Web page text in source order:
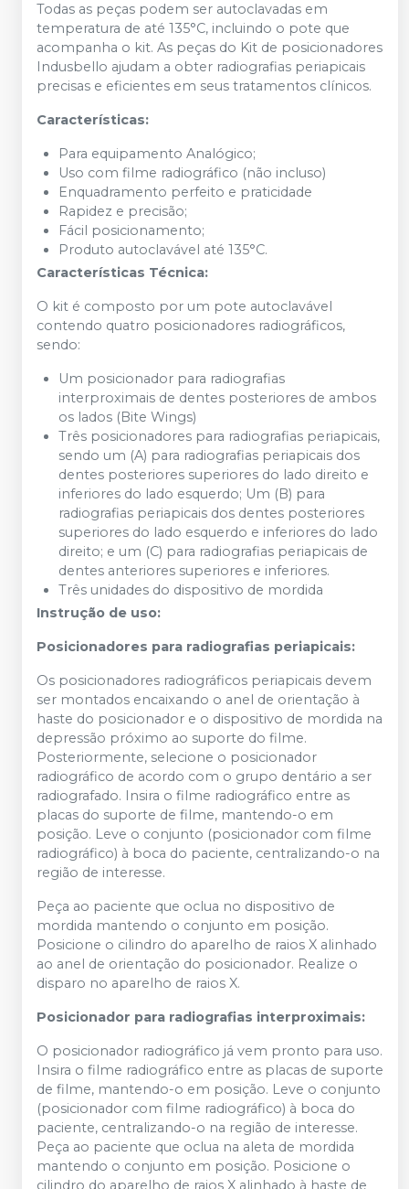
Todas as peças podem ser autoclavadas em
temperatura de até 135°C, incluindo o pote que
acompanha o kit. As peças do Kit de posicionadores
Indusbello ajudam a obter radiografias periapicais
precisas e eficientes em seus tratamentos clínicos.
Características:
Para equipamento Analógico;
Uso com filme radiográfico (não incluso)
Enquadramento perfeito e praticidade
Rapidez e precisão;
Fácil posicionamento;
Produto autoclavável até 135°C.
Características Técnica:
O kit é composto por um pote autoclavável
contendo quatro posicionadores radiográficos,
sendo:
Um posicionador para radiografias
interproximais de dentes posteriores de ambos
os lados (Bite Wings)
Três posicionadores para radiografias periapicais,
sendo um (A) para radiografias periapicais dos
dentes posteriores superiores do lado direito e
inferiores do lado esquerdo; Um (B) para
radiografias periapicais dos dentes posteriores
superiores do lado esquerdo e inferiores do lado
direito; e um (C) para radiografias periapicais de
dentes anteriores superiores e inferiores.
Três unidades do dispositivo de mordida
Instrução de uso:
Posicionadores para radiografias periapicais:
Os posicionadores radiográficos periapicais devem
ser montados encaixando o anel de orientação à
haste do posicionador e o dispositivo de mordida na
depressão próximo ao suporte do filme.
Posteriormente, selecione o posicionador
radiográfico de acordo com o grupo dentário a ser
radiografado. Insira o filme radiográfico entre as
placas do suporte de filme, mantendo-o em
posição. Leve o conjunto (posicionador com filme
radiográfico) à boca do paciente, centralizando-o na
região de interesse.
Peça ao paciente que oclua no dispositivo de
mordida mantendo o conjunto em posição.
Posicione o cilindro do aparelho de raios X alinhado
ao anel de orientação do posicionador. Realize o
disparo no aparelho de raios X.
Posicionador para radiografias interproximais:
O posicionador radiográfico já vem pronto para uso.
Insira o filme radiográfico entre as placas de suporte
de filme, mantendo-o em posição. Leve o conjunto
(posicionador com filme radiográfico) à boca do
paciente, centralizando-o na região de interesse.
Peça ao paciente que oclua na aleta de mordida
mantendo o conjunto em posição. Posicione o
cilindro do aparelho de raios X alinhado à haste de